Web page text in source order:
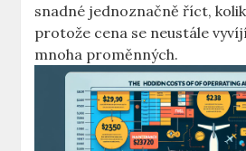
snadné jednoznačně říct,
protože⁢ cena se‌ neustále
⁣mnoha proměnných.